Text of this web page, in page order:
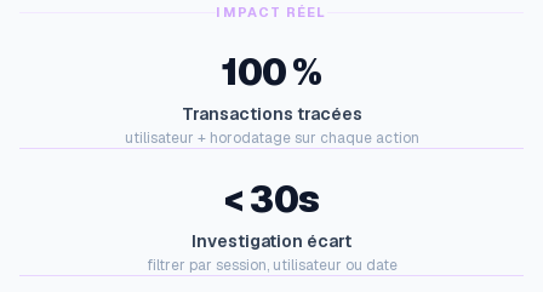
IMPACT RÉEL
100 %
Transactions tracées
utilisateur + horodatage sur chaque action
< 30s
Investigation écart
filtrer par session, utilisateur ou date